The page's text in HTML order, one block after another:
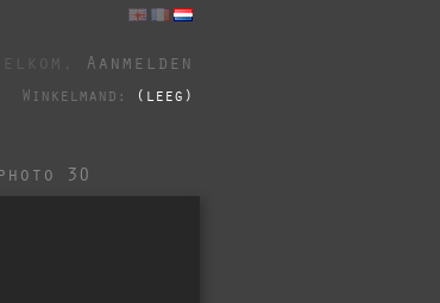
Aanmelden
Winkelmand: (leeg)
30